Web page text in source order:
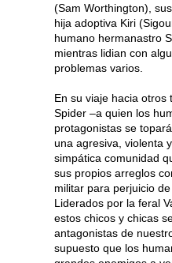
(Sam Worthington),
hija adoptiva Kiri
humano hermanastro
mientras lidian con
problemas varios.
En su viaje hacia
Spider –a quien los
protagonistas se
una agresiva, violenta
simpática comunidad
sus propios arreglos
militar para perjuicio
Liderados por la feral
estos chicos y chicas
antagonistas de
supuesto que los